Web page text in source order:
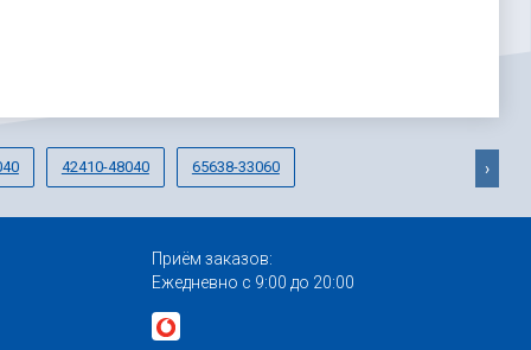
42410-48040 65638-33060 ›
Приём заказов:
Ежедневно с 9:00 до 20:00